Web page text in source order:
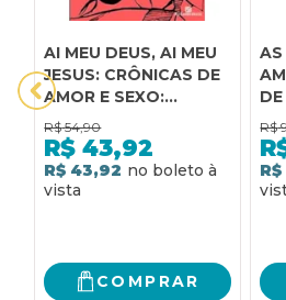
AI MEU DEUS, AI MEU
JESUS: CRÔNICAS DE
AMOR E SEXO:
CRÔNICAS DE AMOR E
SEXO
R$ 54,90
R$ 43,92
R$ 43,92
COMPRAR
AS
R$